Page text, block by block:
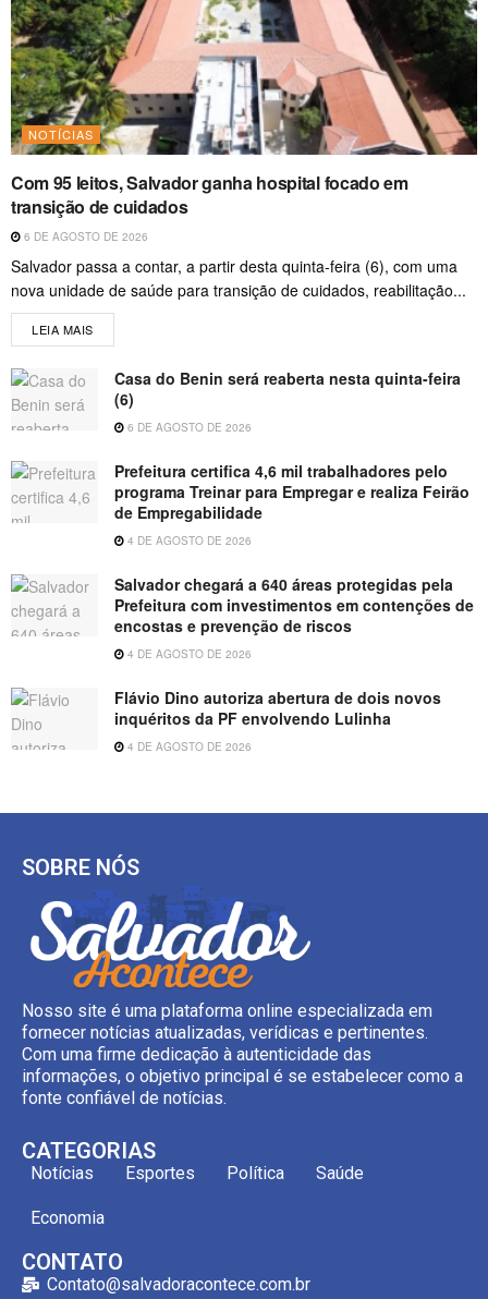
NOTÍCIAS
Com 95 leitos, Salvador ganha hospital focado em
transição de cuidados
6 DE AGOSTO DE 2026
Salvador passa a contar, a partir desta quinta-feira (6), com uma
nova unidade de saúde para transição de cuidados, reabilitação...
LEIA MAIS
Casa do Benin será reaberta nesta quinta-feira
(6)
6 DE AGOSTO DE 2026
Prefeitura certifica 4,6 mil trabalhadores pelo
programa Treinar para Empregar e realiza Feirão
de Empregabilidade
4 DE AGOSTO DE 2026
Salvador chegará a 640 áreas protegidas pela
Prefeitura com investimentos em contenções de
encostas e prevenção de riscos
4 DE AGOSTO DE 2026
Flávio Dino autoriza abertura de dois novos
inquéritos da PF envolvendo Lulinha
4 DE AGOSTO DE 2026
SOBRE NÓS
Nosso site é uma plataforma online especializada em
fornecer notícias atualizadas, verídicas e pertinentes.
Com uma firme dedicação à autenticidade das
informações, o objetivo principal é se estabelecer como a
fonte confiável de notícias.
CATEGORIAS
Notícias Esportes Política Saúde
Economia
CONTATO
Contato@salvadoracontece.com.br